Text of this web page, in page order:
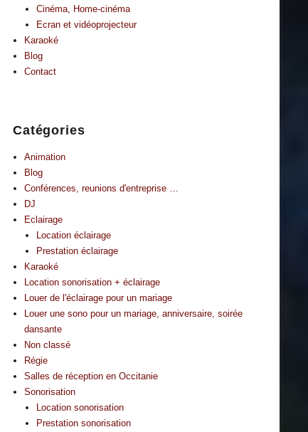
Cinéma, Home-cinéma
Ecran et vidéoprojecteur
Karaoké
Blog
Contact
Catégories
Animation
Blog
Conférences, reunions d'entreprise …
DJ
Eclairage
Location éclairage
Prestation éclairage
Karaoké
Location sonorisation + éclairage
Louer de l'éclairage pour un mariage
Louer une sono pour un mariage, anniversaire, soirée
dansante
Non classé
Régie
Salles de réception en Occitanie
Sonorisation
Location sonorisation
Prestation sonorisation